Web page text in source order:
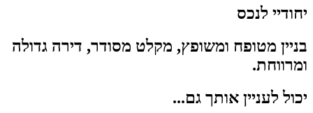
יחודיי לנכס
בניין מטופח ומשופץ, מקלט מסודר, דירה גדולה
ומרווחת.
יכול לעניין אותך גם...